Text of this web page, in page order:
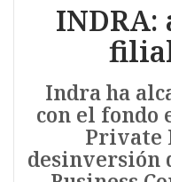
INDRA:
Indra ha
con el fondo
Private
desinversión